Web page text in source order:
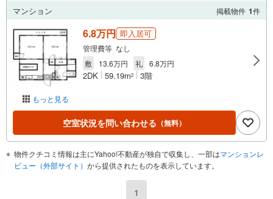
マンション 掲載物件 1件
もっと見る
6.8万円 即入居可
管理費等 なし
敷
13.6万円 礼 6.8万円
2DK 59.19m2 3階
空室状況を問い合わせる （無料）
物件クチコミ情報は主にYahoo!不動産が独自で収集し、一部はマンションレ
ビュー（外部サイト） から提供されたものを表示しています。
1